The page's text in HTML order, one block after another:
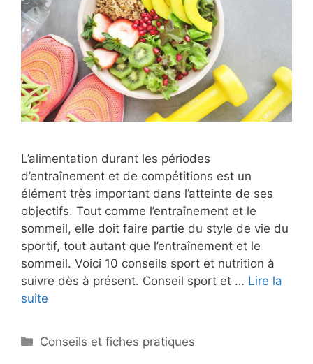
L’alimentation durant les périodes
d’entraînement et de compétitions est un
élément très important dans l’atteinte de ses
objectifs. Tout comme l’entraînement et le
sommeil, elle doit faire partie du style de vie du
sportif, tout autant que l’entraînement et le
sommeil. Voici 10 conseils sport et nutrition à
suivre dès à présent. Conseil sport et … Lire la
suite
Catégories
Conseils et fiches pratiques